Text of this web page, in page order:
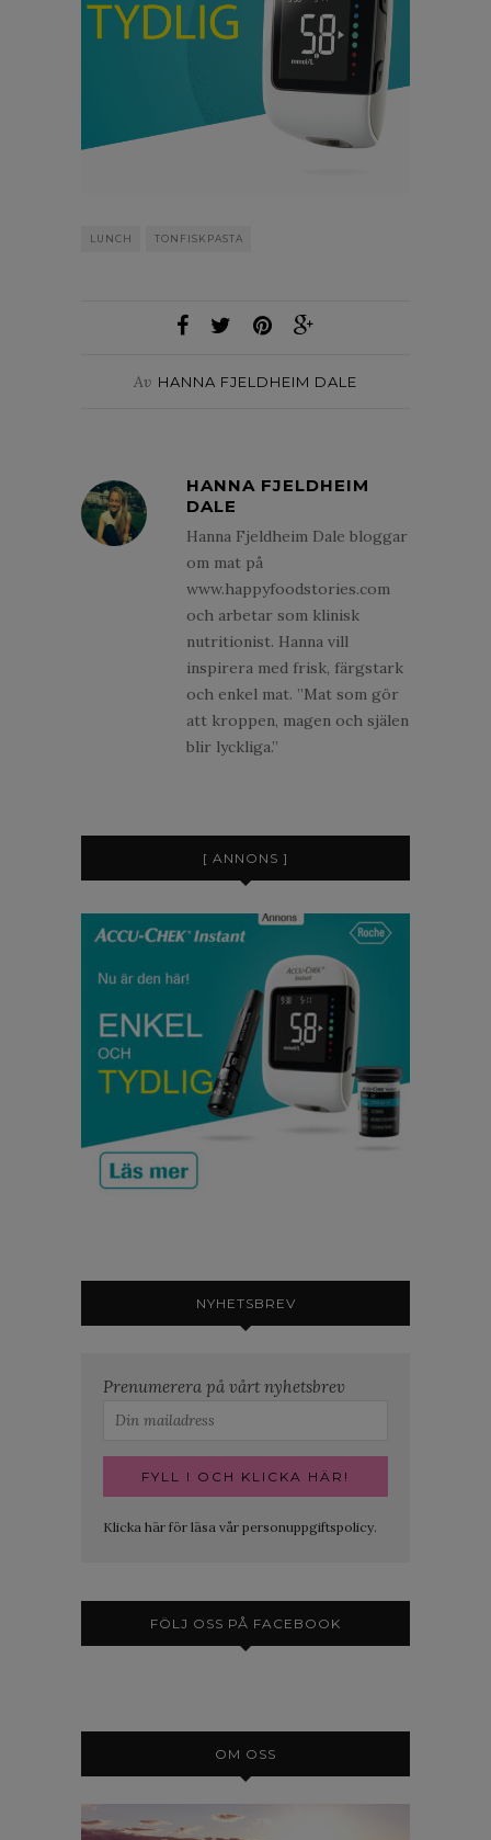
LUNCH TONFISKPASTA
Av HANNA FJELDHEIM DALE
HANNA FJELDHEIM
DALE
Hanna Fjeldheim Dale bloggar
om mat på
www.happyfoodstories.com
och arbetar som klinisk
nutritionist. Hanna vill
inspirera med frisk, färgstark
och enkel mat. ”Mat som gör
att kroppen, magen och själen
blir lyckliga.”
[ ANNONS ]
NYHETSBREV
Prenumerera på vårt nyhetsbrev
Klicka här för läsa vår personuppgiftspolicy.
FÖLJ OSS PÅ FACEBOOK
OM OSS